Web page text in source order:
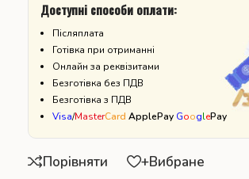
Доступні способи оплати:
Післяплата
Готівка при отриманні
Онлайн за реквізитами
Безготівка без ПДВ
Безготівка з ПДВ
Visa/MasterCard ApplePay GooglePay
Порівняти
+Вибране